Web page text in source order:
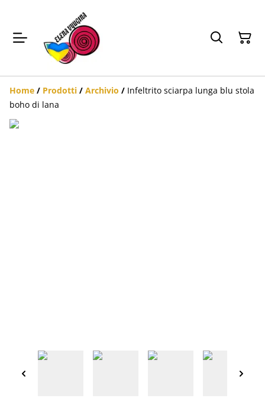
Home / Prodotti / Archivio / Infeltrito sciarpa lunga blu stola
boho di lana